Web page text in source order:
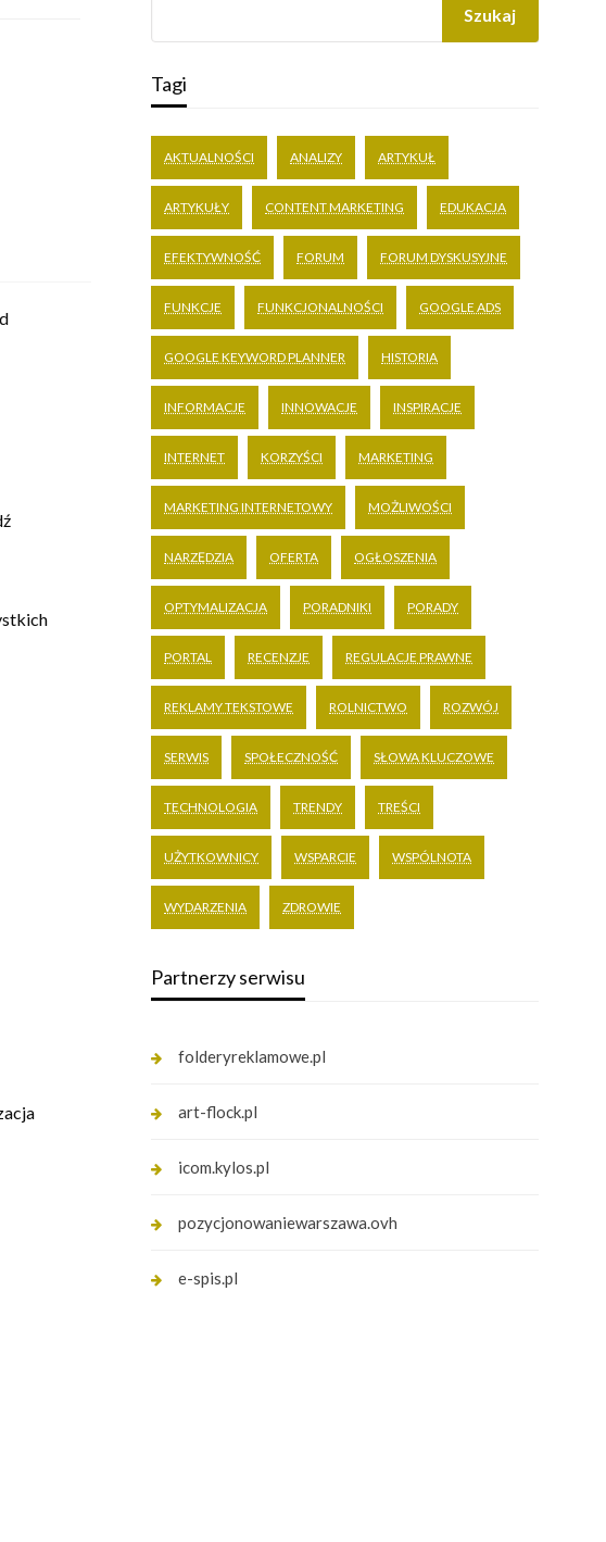
Szukaj
Tagi
AKTUALNOŚCI ANALIZY ARTYKUŁ
ARTYKUŁY CONTENT MARKETING EDUKACJA
EFEKTYWNOŚĆ FORUM FORUM DYSKUSYJNE
FUNKCJE FUNKCJONALNOŚCI GOOGLE ADS
GOOGLE KEYWORD PLANNER HISTORIA
INFORMACJE INNOWACJE INSPIRACJE
INTERNET KORZYŚCI MARKETING
MARKETING INTERNETOWY MOŻLIWOŚCI
NARZĘDZIA OFERTA OGŁOSZENIA
OPTYMALIZACJA PORADNIKI PORADY
PORTAL RECENZJE REGULACJE PRAWNE
REKLAMY TEKSTOWE ROLNICTWO ROZWÓJ
SERWIS SPOŁECZNOŚĆ SŁOWA KLUCZOWE
TECHNOLOGIA TRENDY TREŚCI
UŻYTKOWNICY WSPARCIE WSPÓLNOTA
WYDARZENIA ZDROWIE
Partnerzy serwisu
folderyreklamowe.pl
art-flock.pl
icom.kylos.pl
pozycjonowaniewarszawa.ovh
e-spis.pl